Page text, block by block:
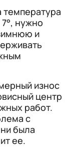
температура
нужно
и
износ
центр
работ.
с
была
ее.